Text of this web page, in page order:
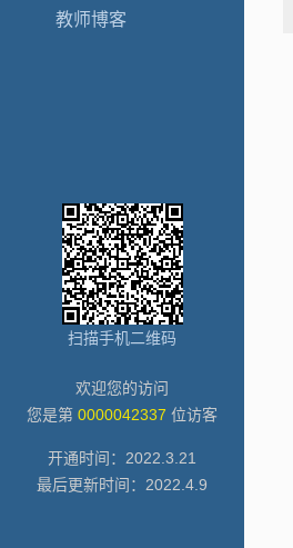
教师博客
扫描手机二维码
欢迎您的访问
您是第 0000042337 位访客
开通时间： 2022 3 21
最后更新时间： 2022 4 9